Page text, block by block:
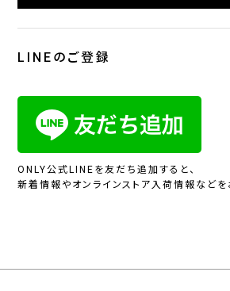
LINEのご登録
ONLY公式LINEを友だち追加すると、
新着情報やオンラインストア入荷情報などを